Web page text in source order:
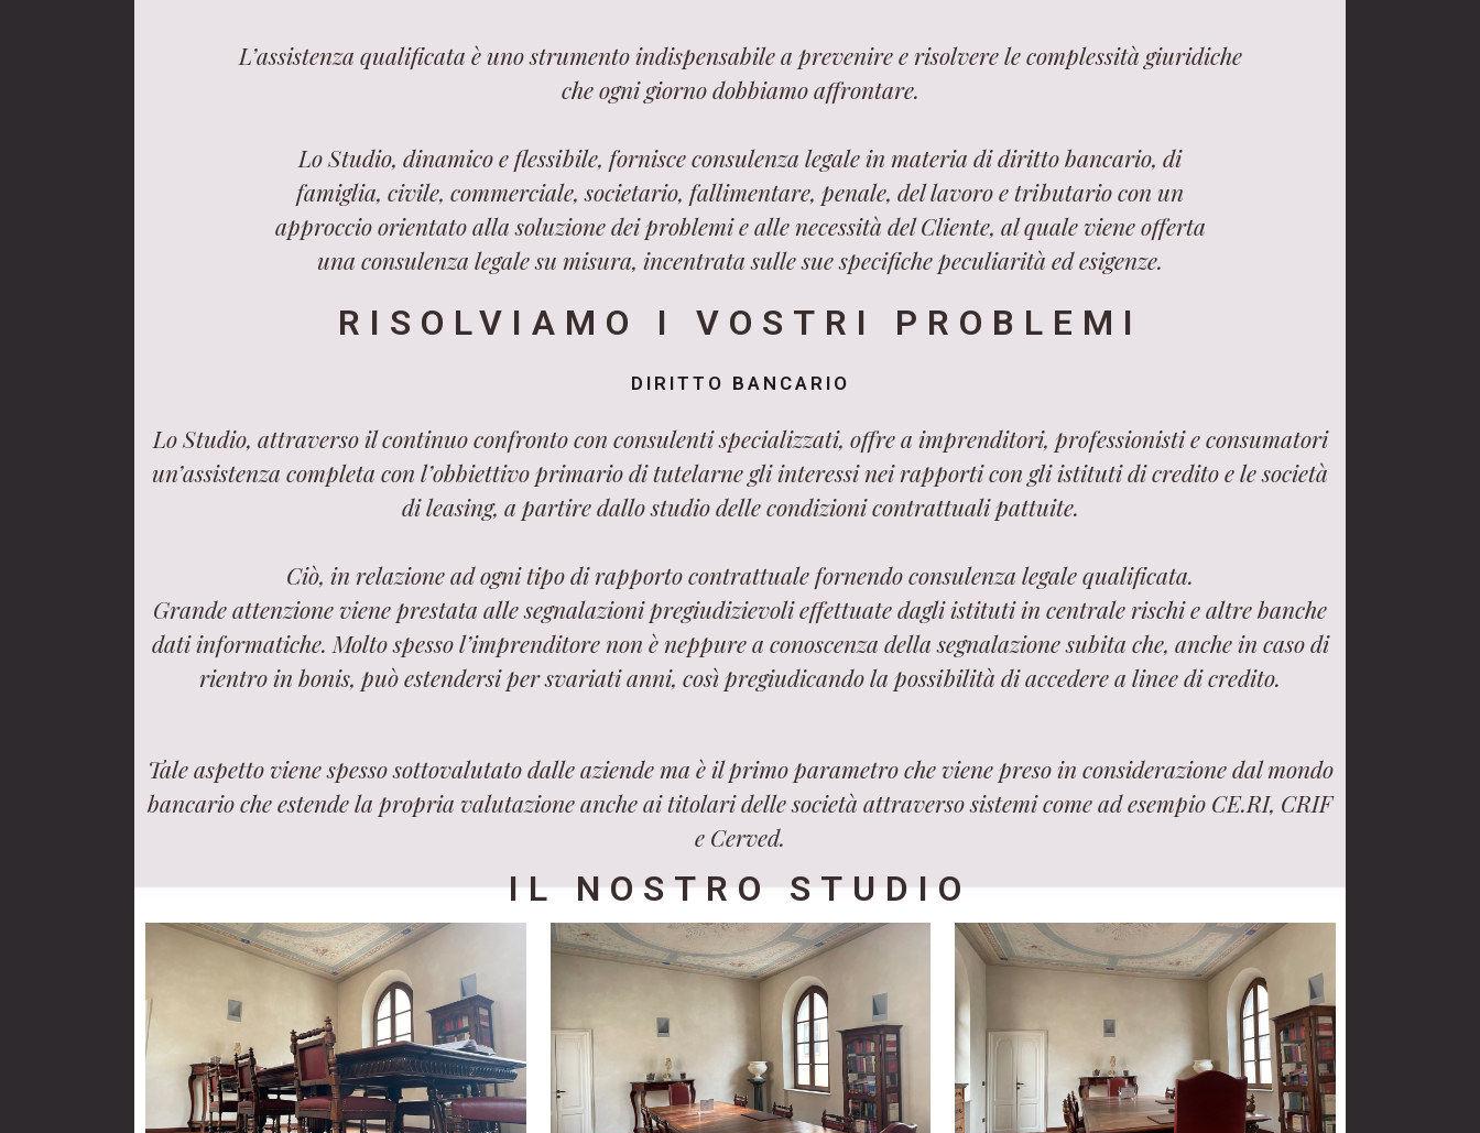
L’assistenza qualificata è uno strumento indispensabile a prevenire e risolvere le complessità giuridiche
che ogni giorno dobbiamo affrontare.
Lo Studio, dinamico e flessibile, fornisce consulenza legale in materia di diritto bancario, di
famiglia, civile, commerciale, societario, fallimentare, penale, del lavoro e tributario con un
approccio orientato alla soluzione dei problemi e alle necessità del Cliente, al quale viene offerta
una consulenza legale su misura, incentrata sulle sue specifiche peculiarità ed esigenze.
RISOLVIAMO I VOSTRI PROBLEMI
DIRITTO BANCARIO
Lo Studio, attraverso il continuo confronto con consulenti specializzati, offre a imprenditori, professionisti e consumatori
un’assistenza completa con l’obbiettivo primario di tutelarne gli interessi nei rapporti con gli istituti di credito e le società
di leasing, a partire dallo studio delle condizioni contrattuali pattuite.
Ciò, in relazione ad ogni tipo di rapporto contrattuale fornendo consulenza legale qualificata.
Grande attenzione viene prestata alle segnalazioni pregiudizievoli effettuate dagli istituti in centrale rischi e altre banche
dati informatiche. Molto spesso l’imprenditore non è neppure a conoscenza della segnalazione subita che, anche in caso di
rientro in bonis, può estendersi per svariati anni, così pregiudicando la possibilità di accedere a linee di credito.
Tale aspetto viene spesso sottovalutato dalle aziende ma è il primo parametro che viene preso in considerazione dal mondo
bancario che estende la propria valutazione anche ai titolari delle società attraverso sistemi come ad esempio CE.RI, CRIF
e Cerved.
IL NOSTRO STUDIO